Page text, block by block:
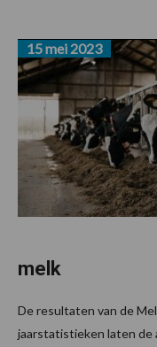
melk
15 mei 2023
De resultaten van de
jaarstatistieken laten de